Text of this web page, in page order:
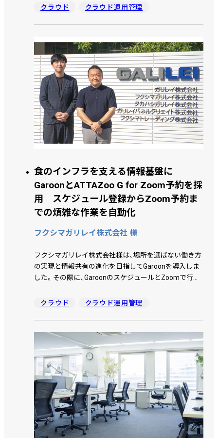
タ加工や処理に多くの時間を要していました。特に、大
おり、メンテナンスが困難になる可能性がありました。
業務改善できるツールとしてkintone を採用。ATTAZoo
＋のプラグインを追加することで、誰でもアプリが作成
できる環境を整備しました。
クラウド クラウド運用管理
食のインフラを支える情報基盤に
GaroonとATTAZoo G for Zoom予約を採
用 スケジュール登録からZoom予約ま
での煩雑な作業を自動化
フクシマガリレイ株式会社 様
フクシマガリレイ株式会社様は、場所を選ばない働き方
の実現と情報共有の進化を目指してGaroonを導入しま
した。その際に、GaroonのスケジュールとZoomで行う
「ATTAZoo G for Zoom予約」です。GaroonとZoomの連
池田 拓矢氏にお話を伺いました。
クラウド クラウド運用管理